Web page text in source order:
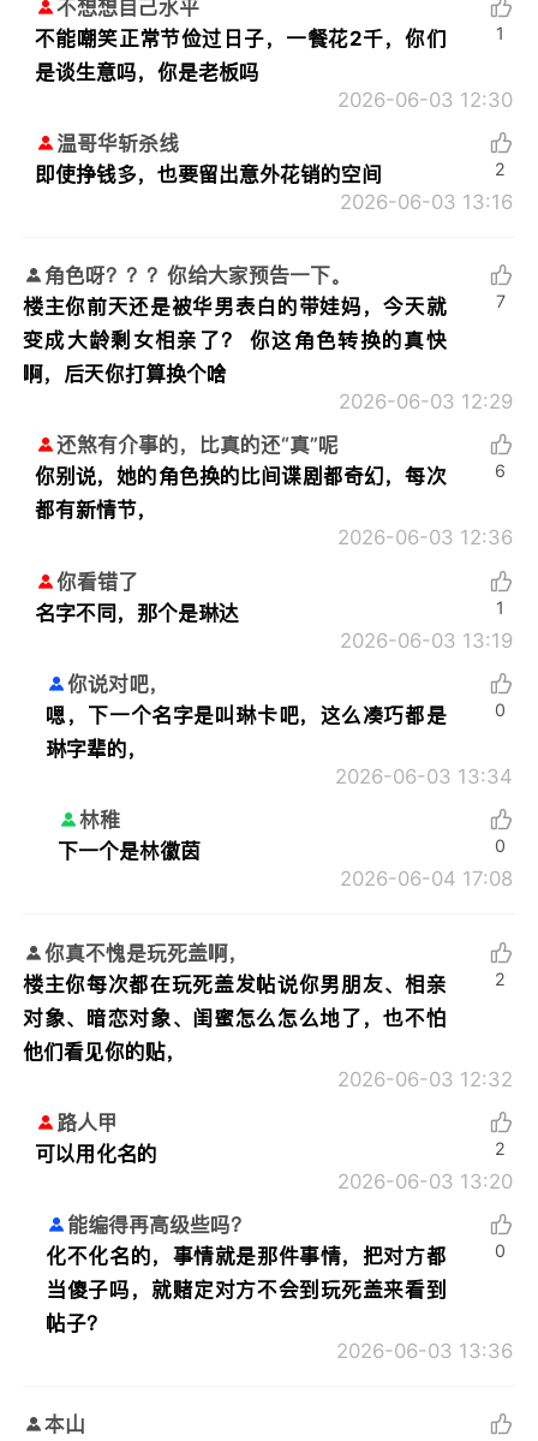
不想想自己水平
不能嘲笑正常节俭过日子，一餐花2千，你们
是谈生意吗，你是老板吗
2026-06-03 12:30
1
温哥华斩杀线
即使挣钱多，也要留出意外花销的空间
2026-06-03 13:16
2
角色呀？？？你给大家预告一下。
楼主你前天还是被华男表白的带娃妈，今天就
变成大龄剩女相亲了？ 你这角色转换的真快
啊，后天你打算换个啥
2026-06-03 12:29
7
还煞有介事的，比真的还“真”呢
你别说，她的角色换的比间谍剧都奇幻，每次
都有新情节，
2026-06-03 12:36
6
你看错了
名字不同，那个是琳达
2026-06-03 13:19
1
你说对吧，
嗯，下一个名字是叫琳卡吧，这么凑巧都是
琳字辈的，
2026-06-03 13:34
0
林稚
下一个是林徽茵
2026-06-04 17:08
0
你真不愧是玩死盖啊，
楼主你每次都在玩死盖发帖说你男朋友、相亲
对象、暗恋对象、闺蜜怎么怎么地了，也不怕
他们看见你的贴，
2026-06-03 12:32
2
路人甲
可以用化名的
2026-06-03 13:20
2
能编得再高级些吗？
化不化名的，事情就是那件事情，把对方都
当傻子吗，就赌定对方不会到玩死盖来看到
帖子？
2026-06-03 13:36
0
本山